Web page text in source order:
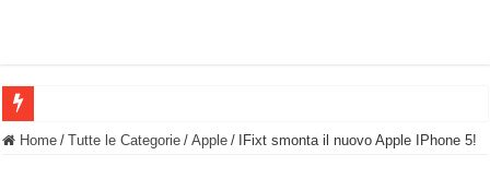
BASTA FATICARE! Questo robot tagliaerba lo appoggi e fa tutto lui! (Senza
Home / Tutte le Categorie / Apple / IFixt smonta il nuovo Apple IPhone 5!